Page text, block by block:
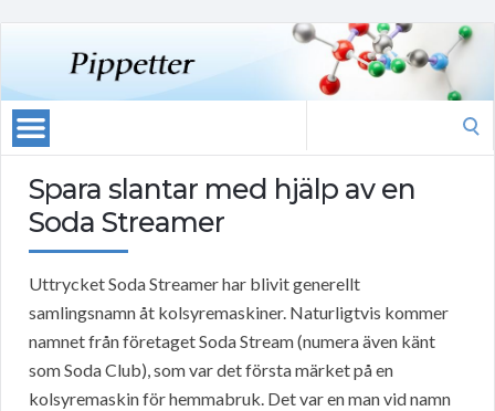
Spara slantar med hjälp av en
Soda Streamer
Uttrycket Soda Streamer har blivit generellt
samlingsnamn åt kolsyremaskiner. Naturligtvis kommer
namnet från företaget Soda Stream (numera även känt
som Soda Club), som var det första märket på en
kolsyremaskin för hemmabruk. Det var en man vid namn